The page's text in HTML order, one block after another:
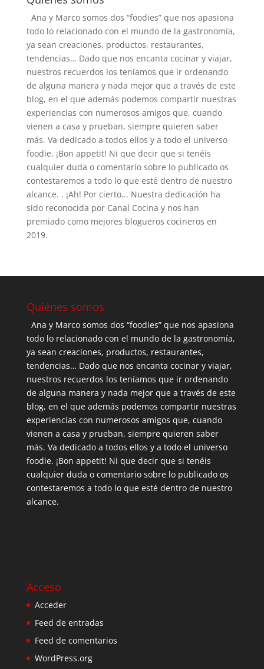
Ana y Marco somos dos “foodies” que nos apasiona
todo lo relacionado con el mundo de la gastronomía,
ya sean creaciones, productos, restaurantes,
tendencias… Dado que nos encanta cocinar y viajar,
nuestros recuerdos los teníamos que ir ordenando
de alguna manera y nada mejor que a través de este
blog, en el que además podemos compartir nuestras
experiencias con numerosos amigos que, cuando
vienen a casa y prueban, siempre quieren saber
más. Va dedicado a todos ellos y a todo el universo
foodie. ¡Bon appetit! Ni que decir que si tenéis
cualquier duda o comentario sobre lo publicado os
contestaremos a todo lo que esté dentro de nuestro
alcance. . ¡Ah! Por cierto... Nuestra dedicación ha
sido reconocida por Canal Cocina y nos han
premiado como mejores blogueros cocineros en
2019.
Quiénes somos
Ana y Marco somos dos “foodies” que nos apasiona
todo lo relacionado con el mundo de la gastronomía,
ya sean creaciones, productos, restaurantes,
tendencias… Dado que nos encanta cocinar y viajar,
nuestros recuerdos los teníamos que ir ordenando
de alguna manera y nada mejor que a través de este
blog, en el que además podemos compartir nuestras
experiencias con numerosos amigos que, cuando
vienen a casa y prueban, siempre quieren saber
más. Va dedicado a todos ellos y a todo el universo
foodie. ¡Bon appetit! Ni que decir que si tenéis
cualquier duda o comentario sobre lo publicado os
contestaremos a todo lo que esté dentro de nuestro
alcance.
Acceso
Acceder
Feed de entradas
Feed de comentarios
WordPress.org